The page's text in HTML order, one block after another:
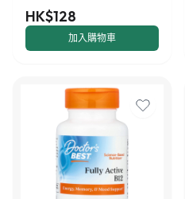
HK$128
加入購物車